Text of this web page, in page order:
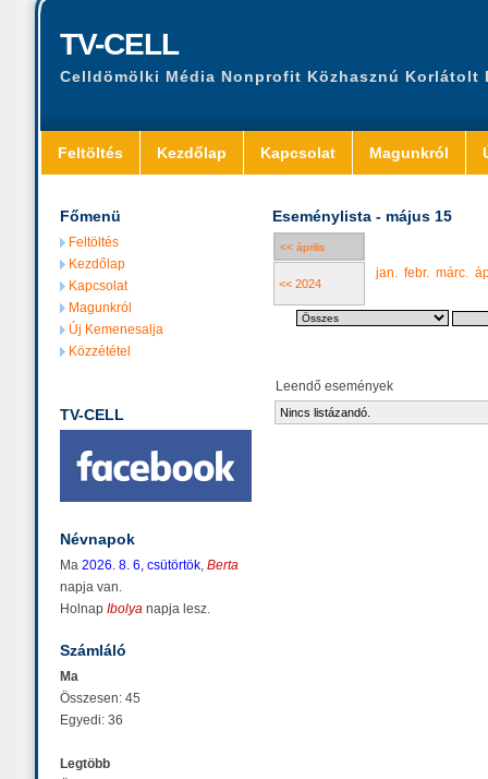
TV-CELL
Celldömölki Média Nonprofit Közhasznú Korlátolt
Feltöltés Kezdőlap Kapcsolat Magunkról
Főmenü
Feltöltés
Kezdőlap
Kapcsolat
Magunkról
Új Kemenesalja
Közzététel
TV-CELL
Névnapok
Ma 2026. 8. 6, csütörtök, Berta
napja van.
Holnap Ibolya napja lesz.
Számláló
Ma
Összesen: 45
Egyedi: 36
Legtöbb
Eseménylista - május 15
<< április
<< 2024
jan. febr. márc.
Leendő események
Nincs listázandó.